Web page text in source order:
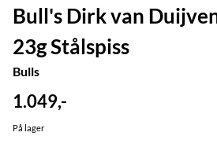
Bull's Dirk van
23g Stålspiss
Bulls
1.049,-
På lager